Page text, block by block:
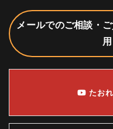
メールでのご相談・
たお